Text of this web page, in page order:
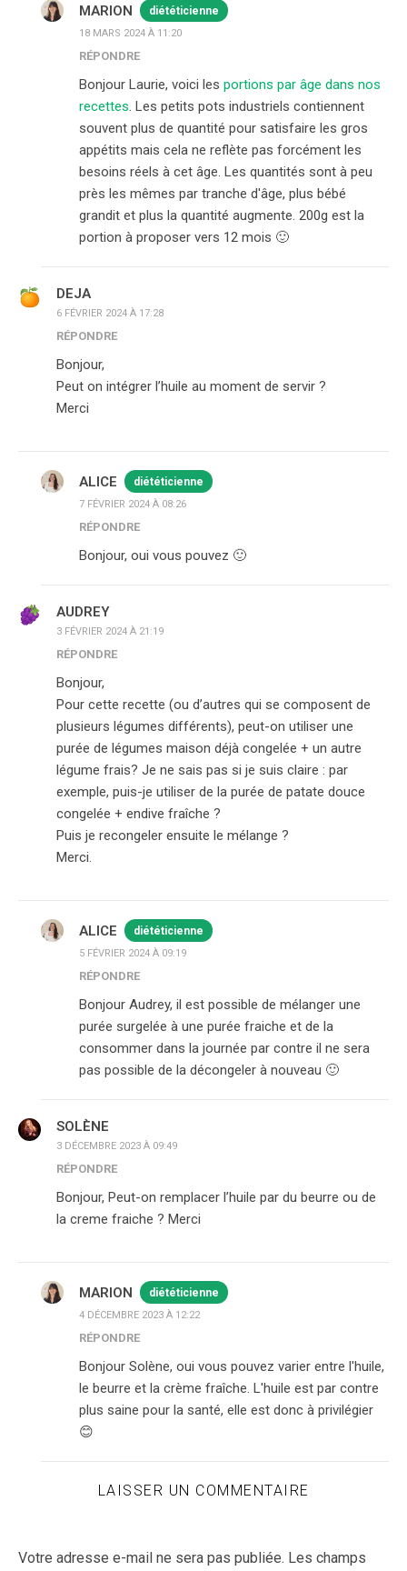
MARION diététicienne
18 MARS 2024 À 11:20
RÉPONDRE
Bonjour Laurie, voici les portions par âge dans nos
recettes. Les petits pots industriels contiennent
souvent plus de quantité pour satisfaire les gros
appétits mais cela ne reflète pas forcément les
besoins réels à cet âge. Les quantités sont à peu
près les mêmes par tranche d'âge, plus bébé
grandit et plus la quantité augmente. 200g est la
portion à proposer vers 12 mois 🙂
DEJA
6 FÉVRIER 2024 À 17:28
RÉPONDRE
Bonjour,
Peut on intégrer l’huile au moment de servir ?
Merci
ALICE diététicienne
7 FÉVRIER 2024 À 08:26
RÉPONDRE
Bonjour, oui vous pouvez 🙂
AUDREY
3 FÉVRIER 2024 À 21:19
RÉPONDRE
Bonjour,
Pour cette recette (ou d’autres qui se composent de
plusieurs légumes différents), peut-on utiliser une
purée de légumes maison déjà congelée + un autre
légume frais? Je ne sais pas si je suis claire : par
exemple, puis-je utiliser de la purée de patate douce
congelée + endive fraîche ?
Puis je recongeler ensuite le mélange ?
Merci.
ALICE diététicienne
5 FÉVRIER 2024 À 09:19
RÉPONDRE
Bonjour Audrey, il est possible de mélanger une
purée surgelée à une purée fraiche et de la
consommer dans la journée par contre il ne sera
pas possible de la décongeler à nouveau 🙂
SOLÈNE
3 DÉCEMBRE 2023 À 09:49
RÉPONDRE
Bonjour, Peut-on remplacer l’huile par du beurre ou de
la creme fraiche ? Merci
MARION diététicienne
4 DÉCEMBRE 2023 À 12:22
RÉPONDRE
Bonjour Solène, oui vous pouvez varier entre l'huile,
le beurre et la crème fraîche. L'huile est par contre
plus saine pour la santé, elle est donc à privilégier
😊
LAISSER UN COMMENTAIRE
Votre adresse e-mail ne sera pas publiée. Les champs